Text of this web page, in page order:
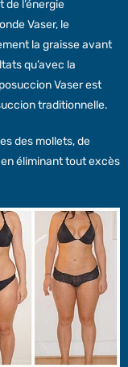
l’énergie
Vaser, le
la graisse avant
qu’avec la
Vaser est
traditionnelle.
des mollets, de
éliminant tout excès